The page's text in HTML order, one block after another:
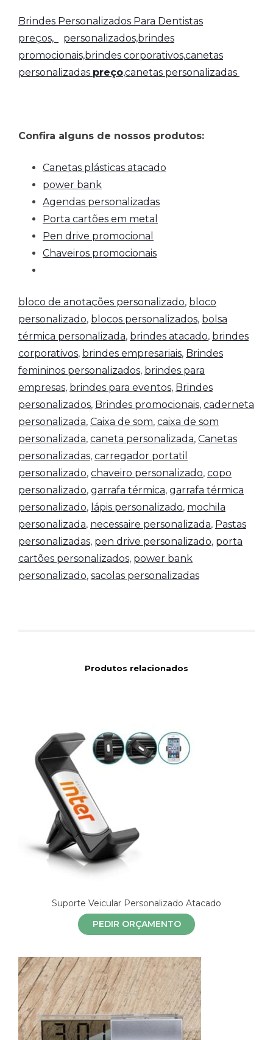
Brindes Personalizados Para Dentistas
preços,
personalizados,brindes
promocionais,brindes corporativos,canetas
personalizadas preço,canetas personalizadas
Confira alguns de nossos produtos:
Canetas plásticas atacado
power bank
Agendas personalizadas
Porta cartões em metal
Pen drive promocional
Chaveiros promocionais
bloco de anotações personalizado, bloco
personalizado, blocos personalizados, bolsa
térmica personalizada, brindes atacado, brindes
corporativos, brindes empresariais, Brindes
femininos personalizados, brindes para
empresas, brindes para eventos, Brindes
personalizados, Brindes promocionais, caderneta
personalizada, Caixa de som, caixa de som
personalizada, caneta personalizada, Canetas
personalizadas, carregador portatil
personalizado, chaveiro personalizado, copo
personalizado, garrafa térmica, garrafa térmica
personalizado, lápis personalizado, mochila
personalizada, necessaire personalizada, Pastas
personalizadas, pen drive personalizado, porta
cartões personalizados, power bank
personalizado, sacolas personalizadas
Produtos relacionados
Suporte Veicular Personalizado Atacado
PEDIR ORÇAMENTO